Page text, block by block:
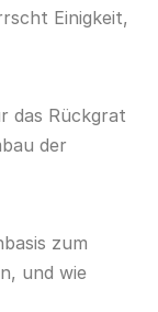
Einigkeit,
das Rückgrat
der
zum
und wie